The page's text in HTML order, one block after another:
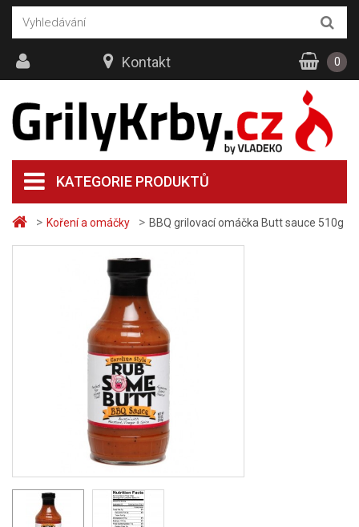
> Koření a omáčky > BBQ grilovací omáčka Butt sauce 510g
KATEGORIE PRODUKTŮ
Kontakt 0